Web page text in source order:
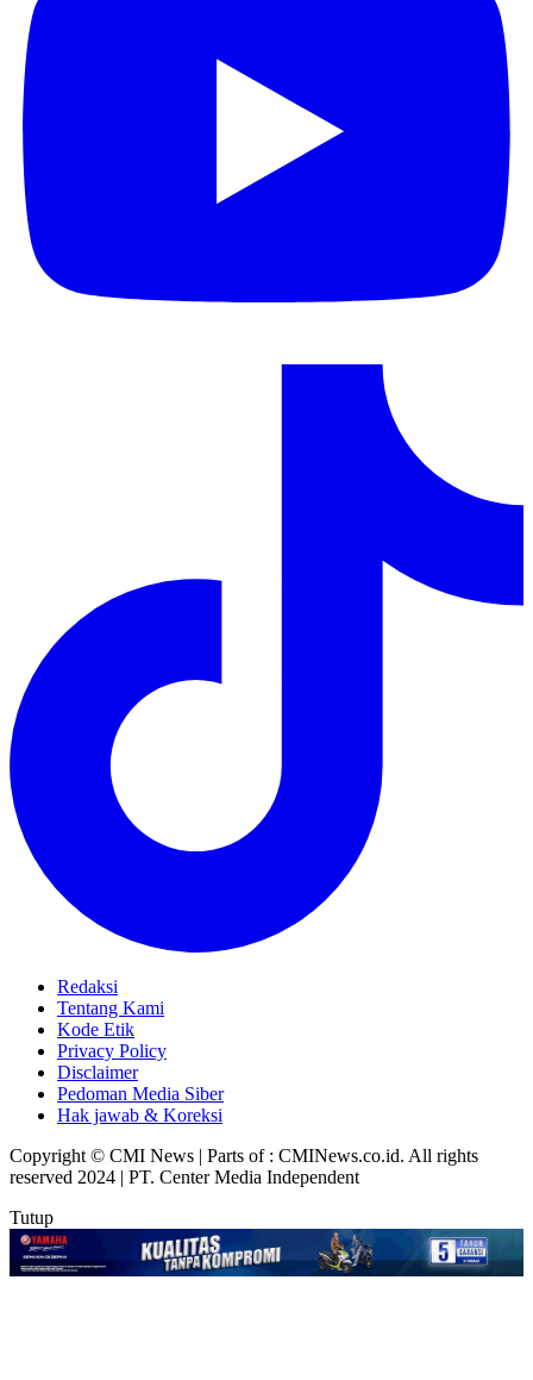
Redaksi
Tentang Kami
Kode Etik
Privacy Policy
Disclaimer
Pedoman Media Siber
Hak jawab & Koreksi
Copyright © CMI News | Parts of : CMINews.co.id. All rights
reserved 2024 | PT. Center Media Independent
Tutup